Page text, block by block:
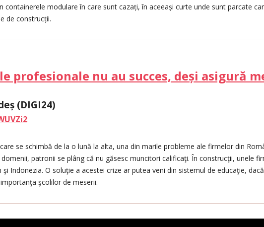
containerele modulare în care sunt cazați, în aceeași curte unde sunt parcate
de construcții.
profesionale nu au succes, deși asigură
(DIGI24)
se schimbă de la o lună la alta, una din marile probleme ale firmelor din
patronii se plâng că nu găsesc muncitori calificaţi. În construcţii, unele
şi Indonezia. O soluţie a acestei crize ar putea veni din sistemul de educaţie,
şcolilor de meserii.